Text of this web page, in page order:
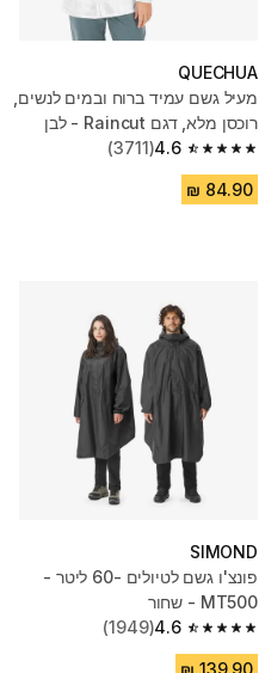
QUECHUA
מעיל גשם עמיד ברוח ובמים לנשים,
רוכסן מלא, דגם Raincut - לבן
4.6
4.6 out of 5 stars from 3711 reviews
(3711)
SIMOND
פונצ'ו גשם לטיולים -60 ליטר -
MT500 - שחור
4.6
4.6 out of 5 stars from 1949 reviews
(1949)